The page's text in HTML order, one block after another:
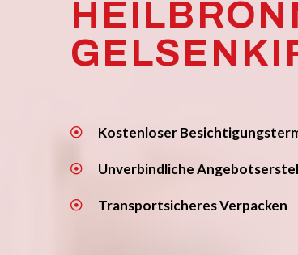
Kostenloser
Unverbindliche
Transportsicheres Verpacken